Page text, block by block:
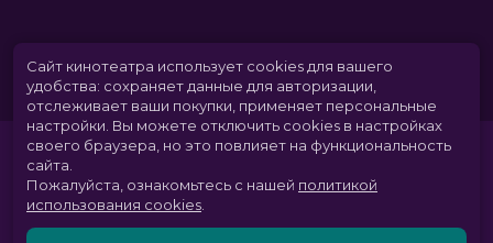
Сайт кинотеатра использует cookies для вашего
удобства: сохраняет данные для авторизации,
отслеживает ваши покупки, применяет персональные
настройки. Вы можете отключить cookies в настройках
своего браузера, но это повлияет на функциональность
сайта.
Пожалуйста, ознакомьтесь с нашей политикой
использования cookies